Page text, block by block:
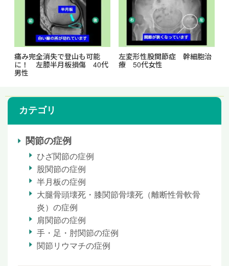
痛み完全消失で登山も可能
に！ 左膝半月板損傷 40代
男性
左変形性股関節症 幹細胞治
療 50代女性
カテゴリ
関節の症例
ひざ関節の症例
股関節の症例
半月板の症例
大腿骨頭壊死・膝関節骨壊死（離断性骨軟骨
炎）の症例
肩関節の症例
手・足・肘関節の症例
関節リウマチの症例